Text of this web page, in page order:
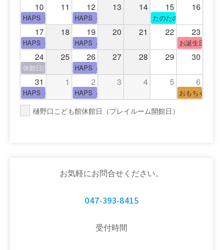
10 11 12 13 14 15 16
HAPS（中高生タイム）HAPS（中高生タイム） たのたのサイエンス教
17 18 19 20 21 22 23
HAPS（中高生タイム）HAPS（中高生タイム） お誕生日(手形
24 25 26 27 28 29 30
休館日(青少年会館休館日)HAPS（中高生タイム）
31 1 2 3 4 5 6
HAPS（中高生タイム）HAPS（中高生タイム） おもちゃの広
樋野口こども館休館日（プレイルーム開館日）
お気軽にお問合せください。
047-393-8415
受付時間